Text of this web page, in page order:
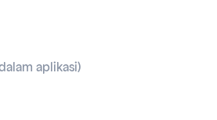
aplikasi)